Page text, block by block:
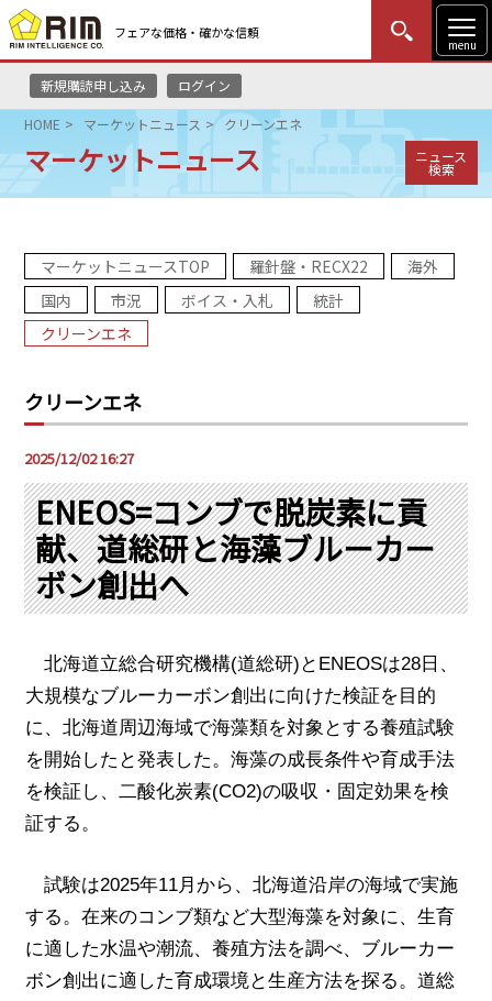
フェアな価格・確かな信頼
menu
新規購読申し込み ログイン
MENU
はじめての方
HOME
リムレポート
メソドロジー
コンサルティング
PRA原則
Q & A
会社概要
お問い合わせ
年間休刊日
サイトマップ
採用情報
English Website
瑞姆亜太能源諮問(北京)
Rim Energy Media(韓国語)
HOME マーケットニュース クリーンエネ
マーケットニュース ニュース
検索
マーケットニュースTOP 羅針盤・RECX22
海外
国内
市況 ボイス・入札
統計
クリーンエネ
クリーンエネ
2025/12/02 16:27
ENEOS=コンブで脱炭素に貢
献、道総研と海藻ブルーカー
ボン創出へ
北海道立総合研究機構(道総研) と ENEOSは28 日、
大規模なブルーカーボン創出に向けた検証を目的
に、北海道周辺海域で海藻類を対象とする養殖試験
を開始したと発表した。海藻の成長条件や育成手法
を検証し、二酸化炭素(CO2)の吸収・固定効果を検
証する。
試験は2025年11月から、北海道沿岸の海域で実施
する。在来のコンブ類など大型海藻を対象に、生育
に適した水温や潮流、養殖方法を調べ、ブルーカー
ボン創出に適した育成環境と生産方法を探る。道総